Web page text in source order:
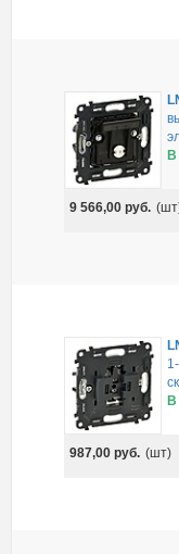
9 566,00 руб.
987,00 руб. (шт)